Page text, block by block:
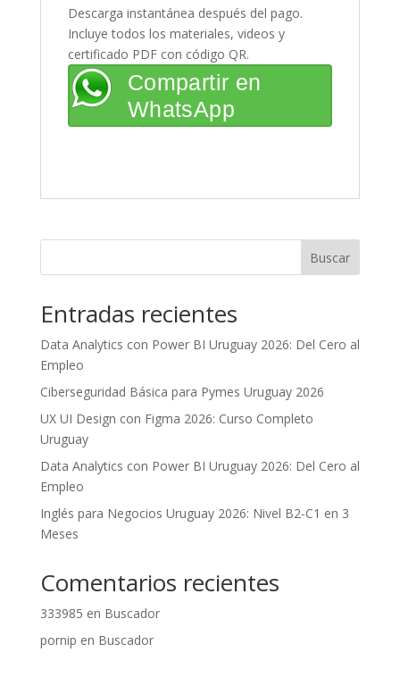
Descarga instantánea después del pago.
Incluye todos los materiales, videos y
certificado PDF con código QR.
Compartir en
WhatsApp
Buscar
Entradas recientes
Data Analytics con Power BI Uruguay 2026: Del Cero al
Empleo
Ciberseguridad Básica para Pymes Uruguay 2026
UX UI Design con Figma 2026: Curso Completo
Uruguay
Data Analytics con Power BI Uruguay 2026: Del Cero al
Empleo
Inglés para Negocios Uruguay 2026: Nivel B2-C1 en 3
Meses
Comentarios recientes
333985 en Buscador
pornip en Buscador